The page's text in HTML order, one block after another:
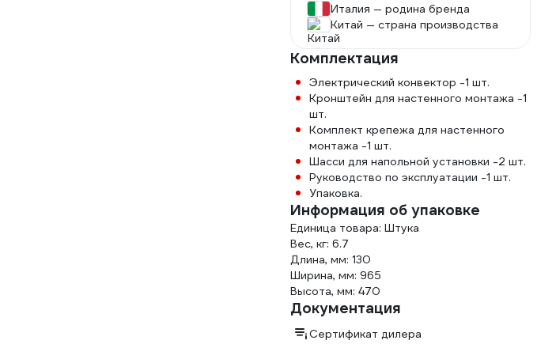
Италия — родина бренда
Китай — страна производства
Комплектация
Электрический конвектор -1 шт.
Кронштейн для настенного монтажа -1
шт.
Комплект крепежа для настенного
монтажа -1 шт.
Шасси для напольной установки -2 шт.
Руководство по эксплуатации -1 шт.
Упаковка.
Информация об упаковке
Единица товара: Штука
Вес, кг: 6.7
Длина, мм: 130
Ширина, мм: 965
Высота, мм: 470
Документация
Сертификат дилера